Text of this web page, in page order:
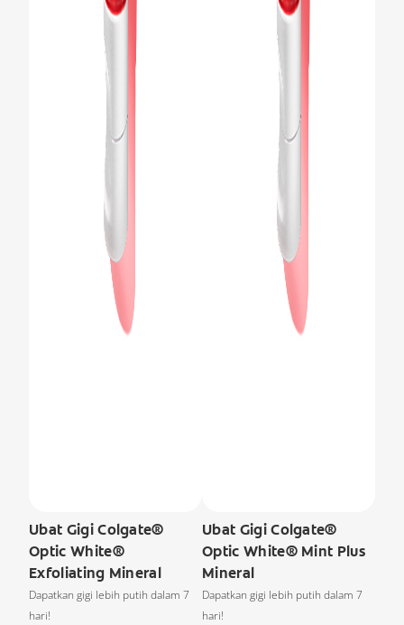
Ubat Gigi Colgate®
Optic White®
Exfoliating Mineral
Dapatkan gigi lebih putih dalam 7
hari!
Ubat Gigi Colgate®
Optic White® Mint Plus
Mineral
Dapatkan gigi lebih putih dalam 7
hari!